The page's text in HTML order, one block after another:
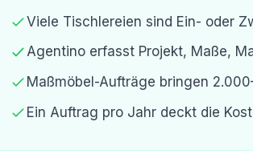
Viele Tischlereien sind Ein- oder
Agentino erfasst Projekt, Maße,
Maßmöbel-Aufträge bringen
Ein Auftrag pro Jahr deckt die